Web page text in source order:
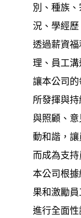
別、種族
況、學經
透過薪資
理、員工溝
讓本公司
所發揮與
與照顧、
動和諧，讓
而成為支
本公司根
果和激勵
進行全面